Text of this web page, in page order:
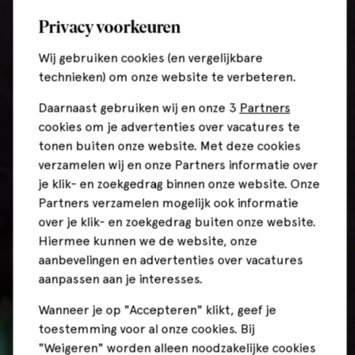
Privacy voorkeuren
Wij gebruiken cookies (en vergelijkbare
technieken) om onze website te verbeteren.
Daarnaast gebruiken wij en onze 3 Partners
cookies om je advertenties over vacatures te
tonen buiten onze website. Met deze cookies
verzamelen wij en onze Partners informatie over
je klik- en zoekgedrag binnen onze website. Onze
Partners verzamelen mogelijk ook informatie
over je klik- en zoekgedrag buiten onze website.
Hiermee kunnen we de website, onze
aanbevelingen en advertenties over vacatures
aanpassen aan je interesses.
Wanneer je op "Accepteren" klikt, geef je
toestemming voor al onze cookies. Bij
"Weigeren" worden alleen noodzakelijke cookies